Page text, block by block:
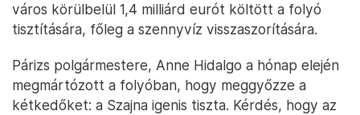
város körülbelül 1,4 milliárd eurót költött a folyó
tisztítására, főleg a szennyvíz visszaszorítására.
Párizs polgármestere, Anne Hidalgo a hónap elején
megmártózott a folyóban, hogy meggyőzze a
kétkedőket: a Szajna igenis tiszta. Kérdés, hogy az